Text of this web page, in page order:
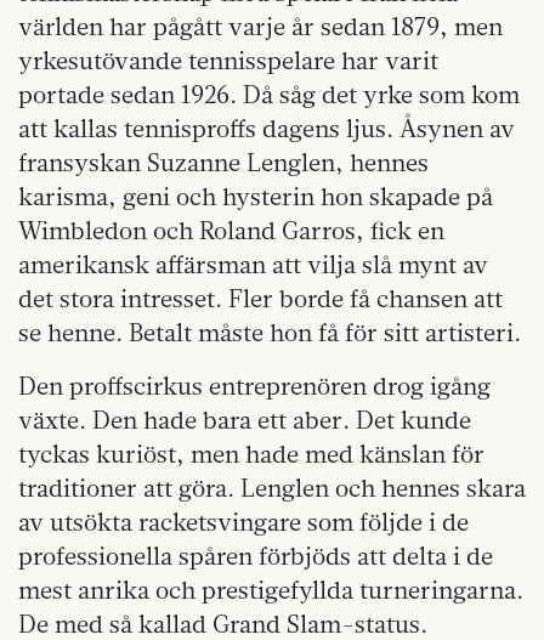
världen har pågått varje år sedan 1879, men
yrkesutövande tennisspelare har varit
portade sedan 1926. Då såg det yrke som kom
att kallas tennisproffs dagens ljus. Åsynen av
fransyskan Suzanne Lenglen, hennes
karisma, geni och hysterin hon skapade på
Wimbledon och Roland Garros, fick en
amerikansk affärsman att vilja slå mynt av
det stora intresset. Fler borde få chansen att
se henne. Betalt måste hon få för sitt artisteri.
Den proffscirkus entreprenören drog igång
växte. Den hade bara ett aber. Det kunde
tyckas kuriöst, men hade med känslan för
traditioner att göra. Lenglen och hennes skara
av utsökta racketsvingare som följde i de
professionella spåren förbjöds att delta i de
mest anrika och prestigefyllda turneringarna.
De med så kallad Grand Slam-status.